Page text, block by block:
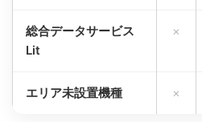
総合データサービス
Lit
×
エリア未設置機種 ×